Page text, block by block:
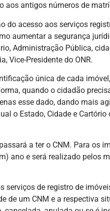
aos antigos números de
do acesso aos serviços
aumentar a segurança
Administração Pública,
Vice-Presidente do ONR.
única de cada
quando o cidadão
esse dado, dando mais
o Estado, Cidade e Cartório
a ter o CNM. Para os
ano e será realizado pelos
serviços de registro de
de um CNM e a respectiva